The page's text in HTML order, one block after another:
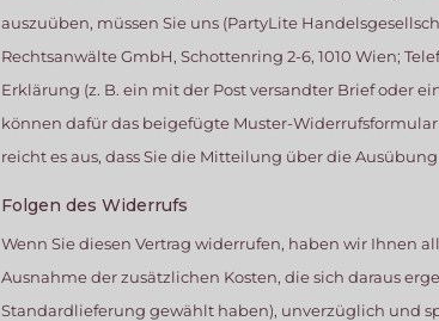
auszuüben, müssen Sie uns (PartyLite
Rechtsanwälte GmbH, Schottenring 2-6, 1010 Wien;
Erklärung (z. B. ein mit der Post versandter Brief oder
können dafür das beigefügte Muster-
reicht es aus, dass Sie die Mitteilung über die
Folgen des Widerrufs
Wenn Sie diesen Vertrag widerrufen, haben wir Ihnen
Ausnahme der zusätzlichen Kosten, die sich daraus
Standardlieferung gewählt haben), unverzüglich und